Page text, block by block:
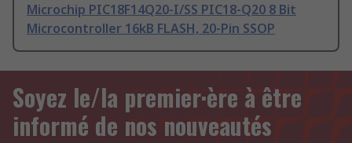
Microchip PIC18F14Q20-I/SS PIC18-Q20 8 Bit
Microcontroller 16kB FLASH, 20-Pin SSOP
Soyez le/la premier·ère à être
informé de nos nouveautés